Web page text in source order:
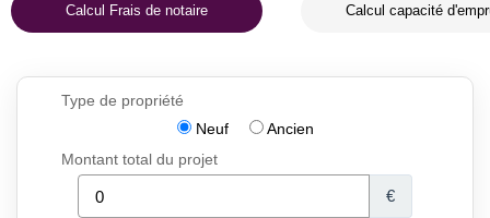
Calcul Frais de notaire Calcul capacité